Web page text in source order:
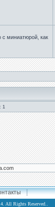
с миниатюрой, как
1
All Rights Reserved..